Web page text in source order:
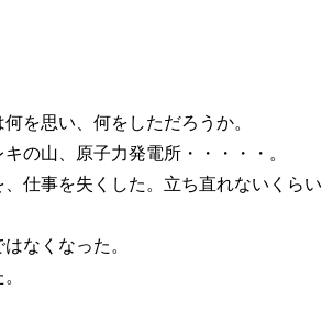
を思い、何をしただろうか。
の山、原子力発電所・・・・・。
仕事を失くした。立ち直れないくら
なくなった。